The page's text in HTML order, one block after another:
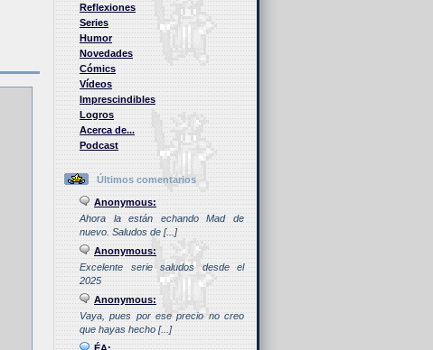
Reflexiones
Series
Humor
Novedades
Cómics
Vídeos
Imprescindibles
Logros
Acerca de...
Podcast
Últimos comentarios
Anonymous:
Ahora la están echando Mad de
nuevo. Saludos de [...]
Anonymous:
Excelente serie saludos desde el
2025
Anonymous:
Vaya, pues por ese precio no creo
que hayas hecho [...]